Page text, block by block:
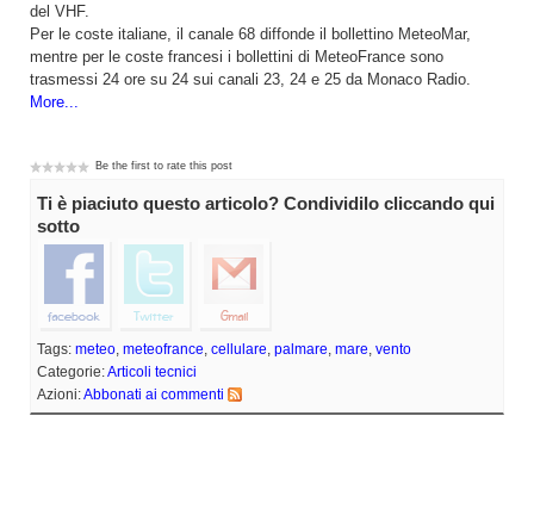
del VHF.
Per le coste italiane, il canale 68 diffonde il bollettino MeteoMar,
mentre per le coste francesi i bollettini di MeteoFrance sono
trasmessi 24 ore su 24 sui canali 23, 24 e 25 da Monaco Radio.
More...
Be the first to rate this post
Ti è piaciuto questo articolo? Condividilo cliccando qui
sotto
Tags: meteo meteofrance cellulare palmare mare vento
Categorie:Articoli tecnici
Azioni:Abbonati ai commenti